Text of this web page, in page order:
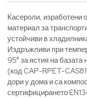
Касероли, изработени
материал за
устойчиви в
Издръжливи при
95° за ястия на
(код CAP-RPET-
дори у дома и са
сертифицирането